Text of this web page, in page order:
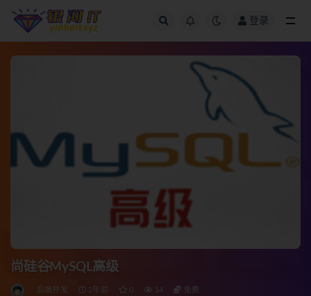
登录
尚硅谷MySQL高级
后端开发 2年前 0 14 免费